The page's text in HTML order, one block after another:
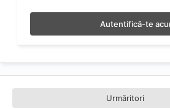
Autentifică-te
Urmăritori